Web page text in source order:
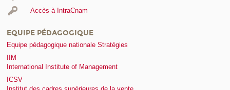
Accès à IntraCnam
EQUIPE PÉDAGOGIQUE
Equipe pédagogique nationale Stratégies
IIM
International Institute of Management
ICSV